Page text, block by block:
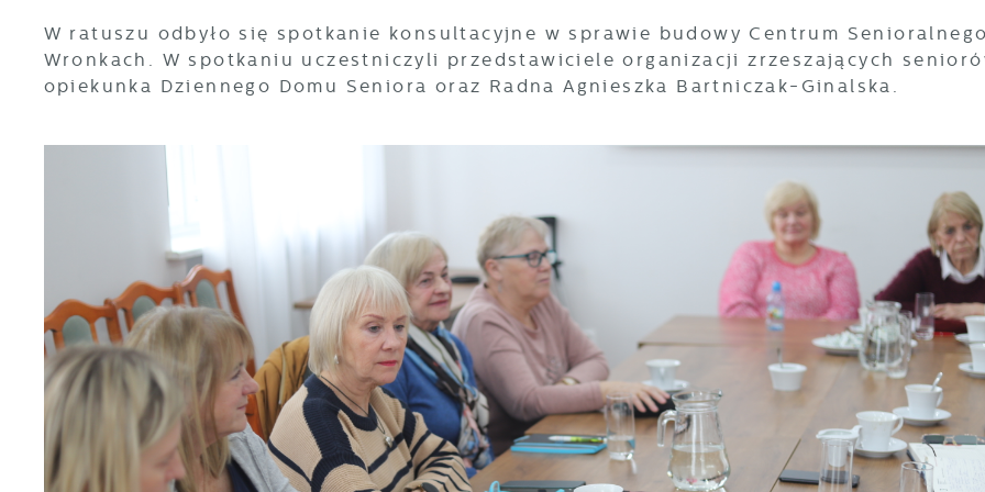
W ratuszu odbyło się spotkanie konsultacyjne w sprawie budowy Centrum
Wronkach. W spotkaniu uczestniczyli przedstawiciele organizacji zrzeszających
opiekunka Dziennego Domu Seniora oraz Radna Agnieszka Bartniczak-Ginalska.